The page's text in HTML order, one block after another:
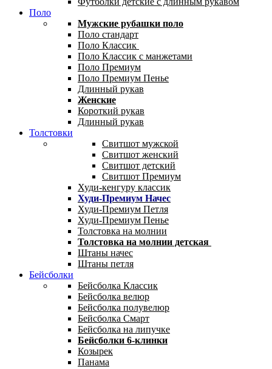
Поло
Мужские рубашки поло
Поло стандарт
Поло Классик
Поло Классик с манжетами
Поло Премиум
Поло Премиум Пенье
Длинный рукав
Женские
Короткий рукав
Длинный рукав
Толстовки
Свитшот мужской
Свитшот женский
Свитшот детский
Свитшот Премиум
Худи-кенгуру классик
Худи-Премиум Начес
Худи-Премиум Петля
Худи-Премиум Пенье
Толстовка на молнии
Толстовка на молнии детская
Штаны начес
Штаны петля
Бейсболки
Бейсболка Классик
Бейсболка велюр
Бейсболка полувелюр
Бейсболка Смарт
Бейсболка на липучке
Бейсболки 6-клинки
Козырек
Панама